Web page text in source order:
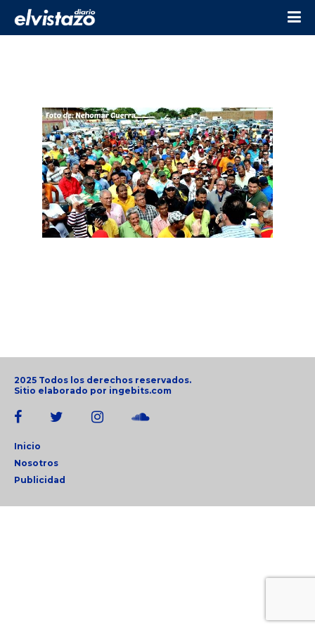
2025 Todos los derechos reservados.
Sitio elaborado por ingebits.com
Inicio
Nosotros
Publicidad